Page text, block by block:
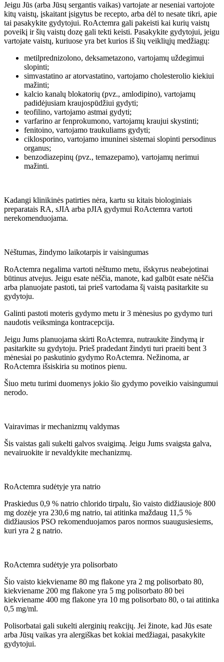
Jeigu Jūs (arba Jūsų sergantis vaikas) vartojate ar neseniai vartojote
kitų vaistų, įskaitant įsigytus be recepto, arba dėl to nesate tikri, apie
tai pasakykite gydytojui. RoActemra gali pakeisti kai kurių vaistų
poveikį ir šių vaistų dozę gali tekti keisti. Pasakykite gydytojui, jeigu
vartojate vaistų, kuriuose yra bet kurios iš šių veikliųjų medžiagų:
metilprednizolono, deksametazono, vartojamų uždegimui
slopinti;
simvastatino ar atorvastatino, vartojamo cholesterolio kiekiui
mažinti;
kalcio kanalų blokatorių (pvz., amlodipino), vartojamų
padidėjusiam kraujospūdžiui gydyti;
teofilino, vartojamo astmai gydyti;
varfarino ar fenprokumono, vartojamų kraujui skystinti;
fenitoino, vartojamo traukuliams gydyti;
ciklosporino, vartojamo imuninei sistemai slopinti persodinus
organus;
benzodiazepinų (pvz., temazepamo), vartojamų nerimui
mažinti.
Kadangi klinikinės patirties nėra, kartu su kitais biologiniais
preparatais RA, sJIA arba pJIA gydymui RoActemra vartoti
nerekomenduojama.
Nėštumas, žindymo laikotarpis ir vaisingumas
RoActemra negalima vartoti nėštumo metu, išskyrus neabejotinai
būtinus atvejus. Jeigu esate nėščia, manote, kad galbūt esate nėščia
arba planuojate pastoti, tai prieš vartodama šį vaistą pasitarkite su
gydytoju.
Galinti pastoti moteris gydymo metu ir 3 mėnesius po gydymo turi
naudotis veiksminga kontracepcija.
Jeigu Jums planuojama skirti RoActemra, nutraukite žindymą ir
pasitarkite su gydytoju. Prieš pradedant žindyti turi praeiti bent 3
mėnesiai po paskutinio gydymo RoActemra. Nežinoma, ar
RoActemra išsiskiria su motinos pienu.
Šiuo metu turimi duomenys jokio šio gydymo poveikio vaisingumui
nerodo.
Vairavimas ir mechanizmų valdymas
Šis vaistas gali sukelti galvos svaigimą. Jeigu Jums svaigsta galva,
nevairuokite ir nevaldykite mechanizmų.
RoActemra sudėtyje yra natrio
Praskiedus 0,9 % natrio chlorido tirpalu, šio vaisto didžiausioje 800
mg dozėje yra 230,6 mg natrio, tai atitinka maždaug 11,5 %
didžiausios PSO rekomenduojamos paros normos suaugusiesiems,
kuri yra 2 g natrio.
RoActemra sudėtyje yra polisorbato
Šio vaisto kiekviename 80 mg flakone yra 2 mg polisorbato 80,
kiekviename 200 mg flakone yra 5 mg polisorbato 80 bei
kiekviename 400 mg flakone yra 10 mg polisorbato 80, o tai atitinka
0,5 mg/ml.
Polisorbatai gali sukelti alerginių reakcijų. Jei žinote, kad Jūs esate
arba Jūsų vaikas yra alergiškas bet kokiai medžiagai, pasakykite
gydytojui.